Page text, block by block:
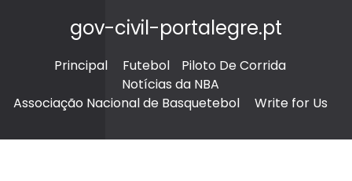
gov-civil-portalegre.pt
Principal Futebol
Piloto De Corrida
Notícias da NBA
Associação Nacional de Basquetebol
Write for Us